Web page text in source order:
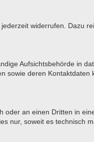
widerrufen. Dazu
Aufsichtsbehörde in
sowie deren Kontaktdaten
oder an einen Dritten in
nur, soweit es technisch